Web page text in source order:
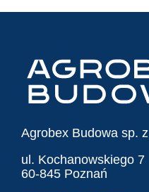
Agrobex Budowa sp.
ul. Kochanowskiego 7
60-845 Poznań